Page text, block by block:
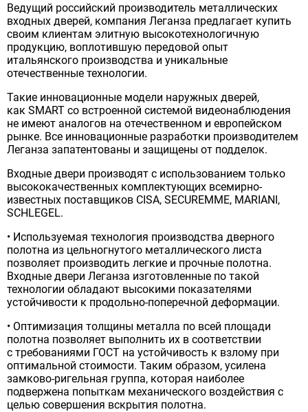
Ведущий российский производитель металлических
входных дверей, компания Леганза предлагает купить
своим клиентам элитную высокотехнологичную
продукцию, воплотившую передовой опыт
итальянского производства и уникальные
отечественные технологии.
Такие инновационные модели наружных дверей,
как SMART со встроенной системой видеонаблюдения
не имеют аналогов на отечественном и европейском
рынке. Все инновационные разработки производителем
Леганза запатентованы и защищены от подделок.
Входные двери производят с использованием только
высококачественных комплектующих всемирно-
известных поставщиков CISA, SECUREMME, MARIANI,
SCHLEGEL.
• Используемая технология производства дверного
полотна из цельногнутого металлического листа
позволяет производить легкие и прочные полотна.
Входные двери Леганза изготовленные по такой
технологии обладают высокими показателями
устойчивости к продольно-поперечной деформации.
• Оптимизация толщины металла по всей площади
полотна позволяет выполнить их в соответствии
с требованиями ГОСТ на устойчивость к взлому при
оптимальной стоимости. Таким образом, усилена
замково-ригельная группа, которая наиболее
подвержена попыткам механического воздействия с
целью совершения вскрытия полотна.